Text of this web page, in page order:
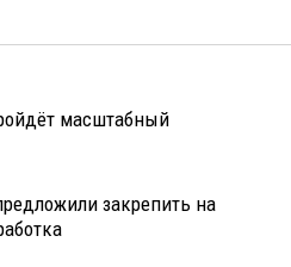
масштабный
закрепить на